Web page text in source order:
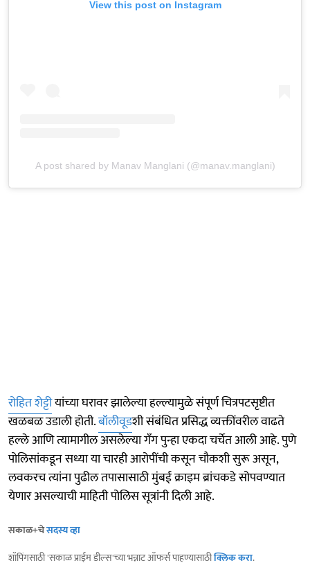
View this post on Instagram
A post shared by Manav Manglani (@manav.manglani)
रोहित शेट्टीयांच्या घरावर झालेल्या हल्ल्यामुळे संपूर्ण चित्रपटसृष्टीत
खळबळ उडाली होती.बॉलीवूडशी संबंधित प्रसिद्ध व्यक्तींवरील वाढते
हल्ले आणि त्यामागील असलेल्या गँग पुन्हा एकदा चर्चेत आली आहे. पुणे
पोलिसांकडून सध्या या चारही आरोपींची कसून चौकशी सुरू असून,
लवकरच त्यांना पुढील तपासासाठी मुंबई क्राइम ब्रांचकडे सोपवण्यात
येणार असल्याची माहिती पोलिस सूत्रांनी दिली आहे.
सकाळ+चेसदस्य व्हा
शॉपिंगसाठी 'सकाळ प्राईम डील्स'च्या भन्नाट ऑफर्स पाहण्यासाठीक्लिक करा.